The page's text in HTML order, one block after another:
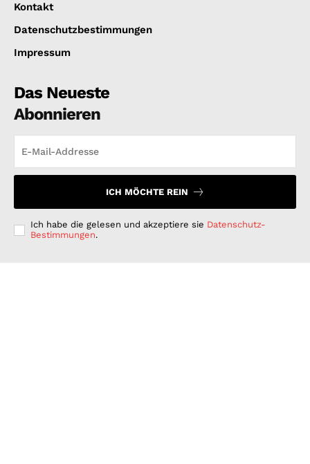
Kontakt
Datenschutzbestimmungen
Impressum
Das Neueste
Abonnieren
ICH MÖCHTE REIN
Ich habe die gelesen und akzeptiere sie Datenschutz-
Bestimmungen.